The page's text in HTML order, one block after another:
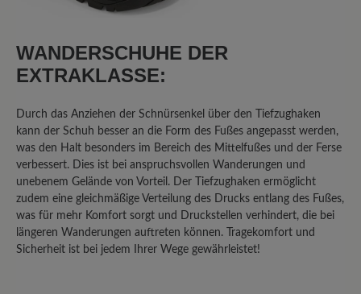
Sehr guter Wanderschuh, der Breite
vernünftigen! Sohle die man wirklich
gebrauchen kann beim Wandern
dicken Sohle ist sie trotzdem sehr
flexibel im Vergleich zu konventionellen
Wanderschuhsohlen. Also für
Wanderungen wo es nicht jeden Tag
regnen soll ein sehr guter Schuh! Wenn
der Schuh jetzt noch aus Vollleder wäre
dann wäre es der wirklich perfekte
Barfußwanderschuh für mich. Achja und
WANDERSCHUHE DER
EXTRAKLASSE:
Durch das Anziehen der Schnürsenkel über den Tiefzughaken
kann der Schuh besser an die Form des Fußes angepasst werden,
was den Halt besonders im Bereich des Mittelfußes und der Ferse
verbessert. Dies ist bei anspruchsvollen Wanderungen und
unebenem Gelände von Vorteil. Der Tiefzughaken ermöglicht
zudem eine gleichmäßige Verteilung des Drucks entlang des Fußes,
was für mehr Komfort sorgt und Druckstellen verhindert, die bei
längeren Wanderungen auftreten können. Tragekomfort und
Sicherheit ist bei jedem Ihrer Wege gewährleistet!